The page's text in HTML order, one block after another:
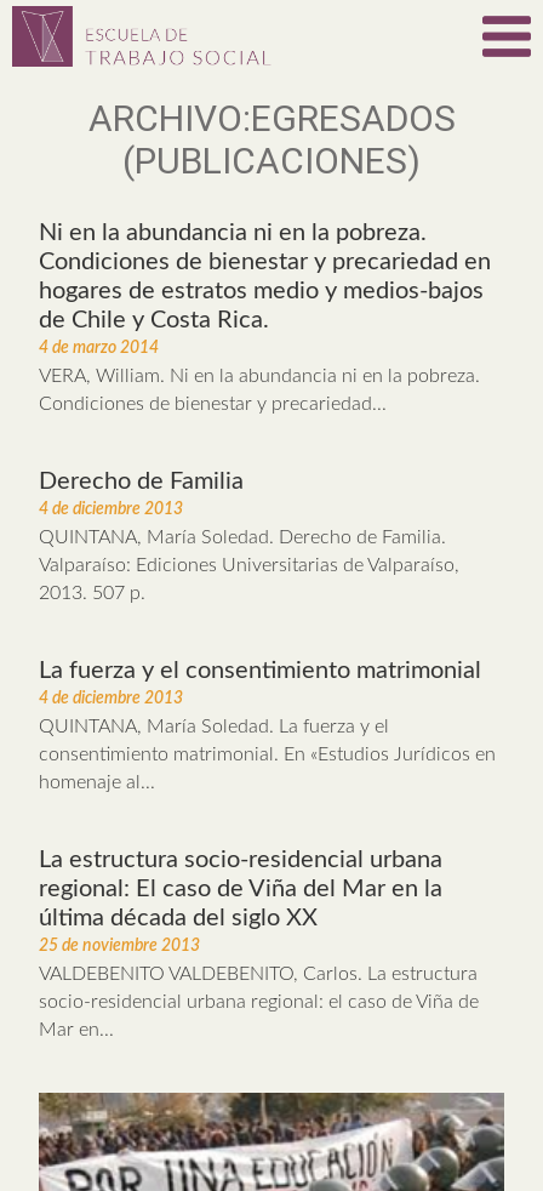
ARCHIVO:EGRESADOS
(PUBLICACIONES)
Ni en la abundancia ni en la pobreza.
Condiciones de bienestar y precariedad en
hogares de estratos medio y medios-bajos
de Chile y Costa Rica.
4 de marzo 2014
VERA, William. Ni en la abundancia ni en la pobreza.
Condiciones de bienestar y precariedad...
Derecho de Familia
4 de diciembre 2013
QUINTANA, María Soledad. Derecho de Familia.
Valparaíso: Ediciones Universitarias de Valparaíso,
2013. 507 p.
La fuerza y el consentimiento matrimonial
4 de diciembre 2013
QUINTANA, María Soledad. La fuerza y el
consentimiento matrimonial. En «Estudios Jurídicos en
homenaje al...
La estructura socio-residencial urbana
regional: El caso de Viña del Mar en la
última década del siglo XX
25 de noviembre 2013
VALDEBENITO VALDEBENITO, Carlos. La estructura
socio-residencial urbana regional: el caso de Viña de
Mar en...